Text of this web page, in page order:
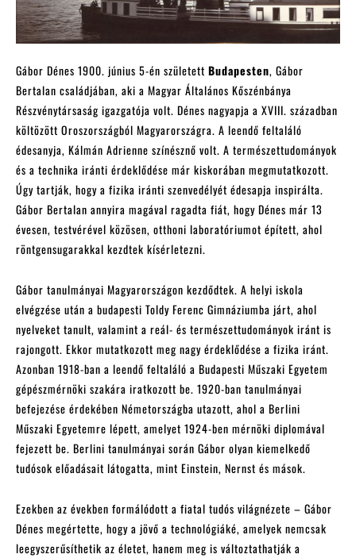
Gábor Dénes 1900. június 5-én született Budapesten, Gábor
Bertalan családjában, aki a Magyar Általános Kőszénbánya
Részvénytársaság igazgatója volt. Dénes nagyapja a XVIII. században
költözött Oroszországból Magyarországra. A leendő feltaláló
édesanyja, Kálmán Adrienne színésznő volt. A természettudományok
és a technika iránti érdeklődése már kiskorában megmutatkozott.
Úgy tartják, hogy a fizika iránti szenvedélyét édesapja inspirálta.
Gábor Bertalan annyira magával ragadta fiát, hogy Dénes már 13
évesen, testvérével közösen, otthoni laboratóriumot épített, ahol
röntgensugarakkal kezdtek kísérletezni.
Gábor tanulmányai Magyarországon kezdődtek. A helyi iskola
elvégzése után a budapesti Toldy Ferenc Gimnáziumba járt, ahol
nyelveket tanult, valamint a reál- és természettudományok iránt is
rajongott. Ekkor mutatkozott meg nagy érdeklődése a fizika iránt.
Azonban 1918-ban a leendő feltaláló a Budapesti Műszaki Egyetem
gépészmérnöki szakára iratkozott be. 1920-ban tanulmányai
befejezése érdekében Németországba utazott, ahol a Berlini
Műszaki Egyetemre lépett, amelyet 1924-ben mérnöki diplomával
fejezett be. Berlini tanulmányai során Gábor olyan kiemelkedő
tudósok előadásait látogatta, mint Einstein, Nernst és mások.
Ezekben az években formálódott a fiatal tudós világnézete – Gábor
Dénes megértette, hogy a jövő a technológiáké, amelyek nemcsak
leegyszerűsíthetik az életet, hanem meg is változtathatják a